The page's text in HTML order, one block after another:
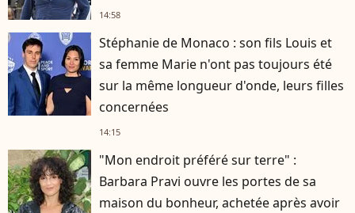
14:58
Stéphanie de Monaco : son fils Louis et
sa femme Marie n'ont pas toujours été
sur la même longueur d'onde, leurs filles
concernées
14:15
"Mon endroit préféré sur terre" :
Barbara Pravi ouvre les portes de sa
maison du bonheur, achetée après avoir